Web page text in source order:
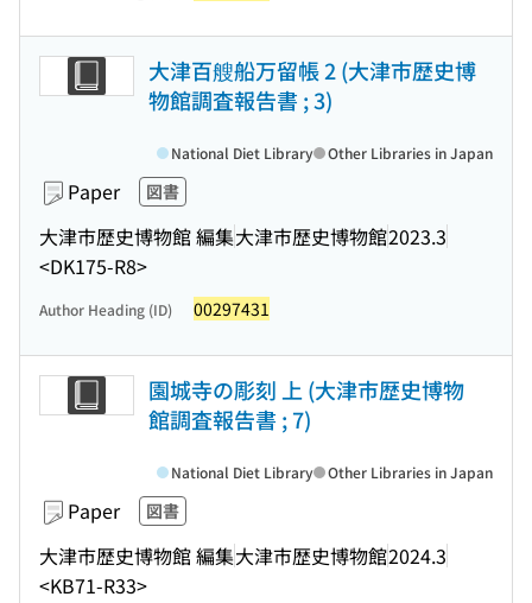
大津百艘船万留帳 2 (大津市歴史博
物館調査報告書 ; 3)
Paper 図書
大津市歴史博物館 編集大津市歴史博物館2023.3
<DK175-R8>
National Diet Library Other Libraries in Japan
Author Heading (ID) 00297431
園城寺の彫刻 上 (大津市歴史博物
館調査報告書 ; 7)
Paper 図書
大津市歴史博物館 編集大津市歴史博物館2024.3
<KB71-R33>
National Diet Library Other Libraries in Japan